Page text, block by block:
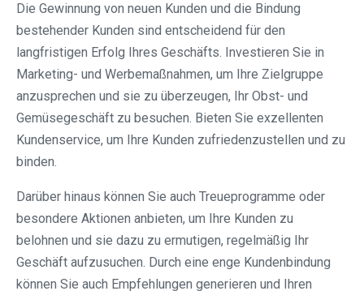
Die Gewinnung von neuen Kunden und die Bindung
bestehender Kunden sind entscheidend für den
langfristigen Erfolg Ihres Geschäfts. Investieren Sie in
Marketing- und Werbemaßnahmen, um Ihre Zielgruppe
anzusprechen und sie zu überzeugen, Ihr Obst- und
Gemüsegeschäft zu besuchen. Bieten Sie exzellenten
Kundenservice, um Ihre Kunden zufriedenzustellen und zu
binden.
Darüber hinaus können Sie auch Treueprogramme oder
besondere Aktionen anbieten, um Ihre Kunden zu
belohnen und sie dazu zu ermutigen, regelmäßig Ihr
Geschäft aufzusuchen. Durch eine enge Kundenbindung
können Sie auch Empfehlungen generieren und Ihren